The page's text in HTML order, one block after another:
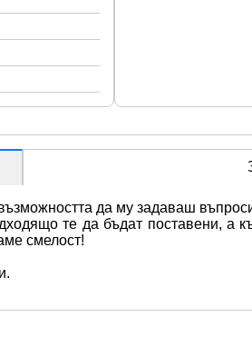
да му задаваш
те да бъдат поставени, а
смелост!